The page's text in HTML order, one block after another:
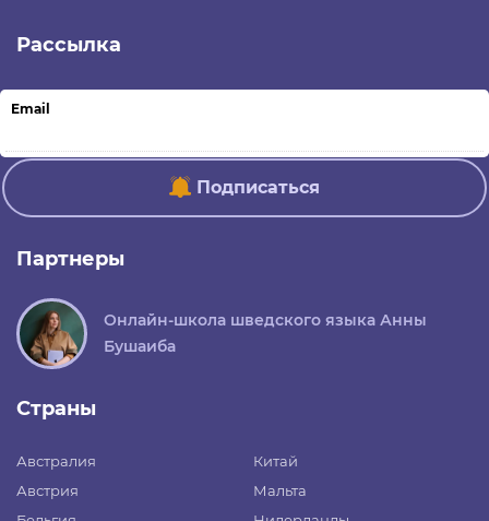
Рассылка
Email
Подписаться
Партнеры
Онлайн-школа шведского языка Анны
Бушаиба
Страны
Австралия
Австрия
Китай
Мальта